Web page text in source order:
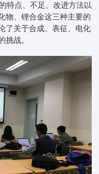
特点、不足、改进方法以
物、锂合金这三种主要的
了关于合成、表征、电化
挑战。